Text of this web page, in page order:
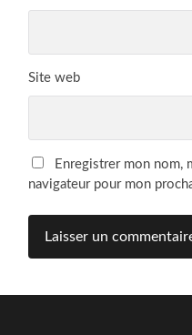
Site web
Enregistrer mon nom,
navigateur pour mon